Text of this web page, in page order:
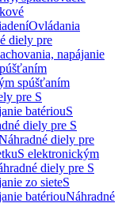
Ovládania
diely pre
napájanie
spúšťaním
pre S
batériouS
diely pre S
diely pre
S elektronickým
diely pre S
zo sieteS
batériouNáhradné